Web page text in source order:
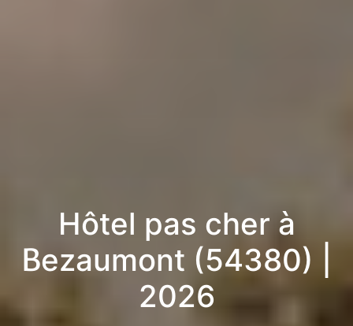
Hôtel pas cher à
Bezaumont (54380) |
2026